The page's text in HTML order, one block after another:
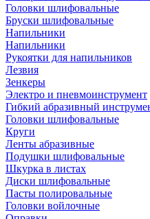
Головки шлифовальные
Бруски шлифовальные
Напильники
Напильники
Рукоятки для напильников
Лезвия
Зенкеры
Электро и пневмоинструмент
Гибкий абразивный
Головки шлифовальные
Круги
Ленты абразивные
Подушки шлифовальные
Шкурка в листах
Диски шлифовальные
Пасты полировальные
Головки войлочные